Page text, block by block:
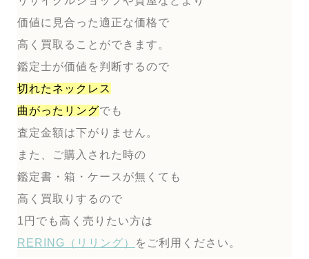
価値に見合った適正な価格で
高く買取ることができます。
鑑定士が価値を判断するので
切れたネックレス
曲がったリングでも
査定金額は下がりません。
また、ご購入された時の
鑑定書・箱・ケースが無くても
高く買取りするので
1円でも高く売りたい方は
RERING（リリング）
をご利用ください。